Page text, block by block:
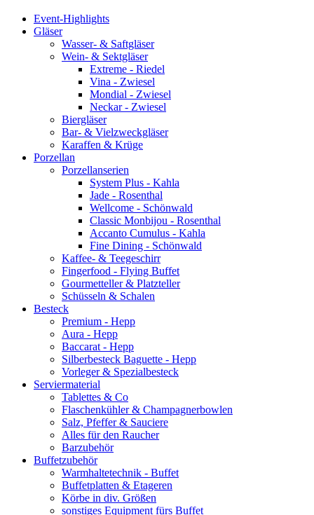
Event-Highlights
Gläser
Wasser- & Saftgläser
Wein- & Sektgläser
Extreme - Riedel
Vina - Zwiesel
Mondial - Zwiesel
Neckar - Zwiesel
Biergläser
Bar- & Vielzweckgläser
Karaffen & Krüge
Porzellan
Porzellanserien
System Plus - Kahla
Jade - Rosenthal
Wellcome - Schönwald
Classic Monbijou - Rosenthal
Accanto Cumulus - Kahla
Fine Dining - Schönwald
Kaffee- & Teegeschirr
Fingerfood - Flying Buffet
Gourmetteller & Platzteller
Schüsseln & Schalen
Besteck
Premium - Hepp
Aura - Hepp
Baccarat - Hepp
Silberbesteck Baguette - Hepp
Vorleger & Spezialbesteck
Serviermaterial
Tablettes & Co
Flaschenkühler & Champagnerbowlen
Salz, Pfeffer & Sauciere
Alles für den Raucher
Barzubehör
Buffetzubehör
Warmhaltetechnik - Buffet
Buffetplatten & Etageren
Körbe in div. Größen
sonstiges Equipment fürs Buffet